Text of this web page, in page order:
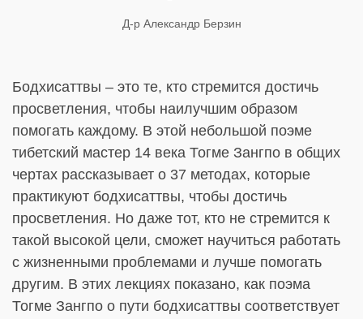
Д-р Александр Берзин
Бодхисаттвы – это те, кто стремится достичь
просветления, чтобы наилучшим образом
помогать каждому. В этой небольшой поэме
тибетский мастер 14 века Тогме Зангпо в общих
чертах рассказывает о 37 методах, которые
практикуют бодхисаттвы, чтобы достичь
просветления. Но даже тот, кто не стремится к
такой высокой цели, сможет научиться работать
с жизненными проблемами и лучше помогать
другим. В этих лекциях показано, как поэма
Тогме Зангпо о пути бодхисаттвы соответствует